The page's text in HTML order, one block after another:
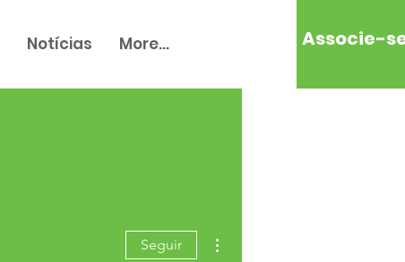
Notícias More... Associe-
Seguir